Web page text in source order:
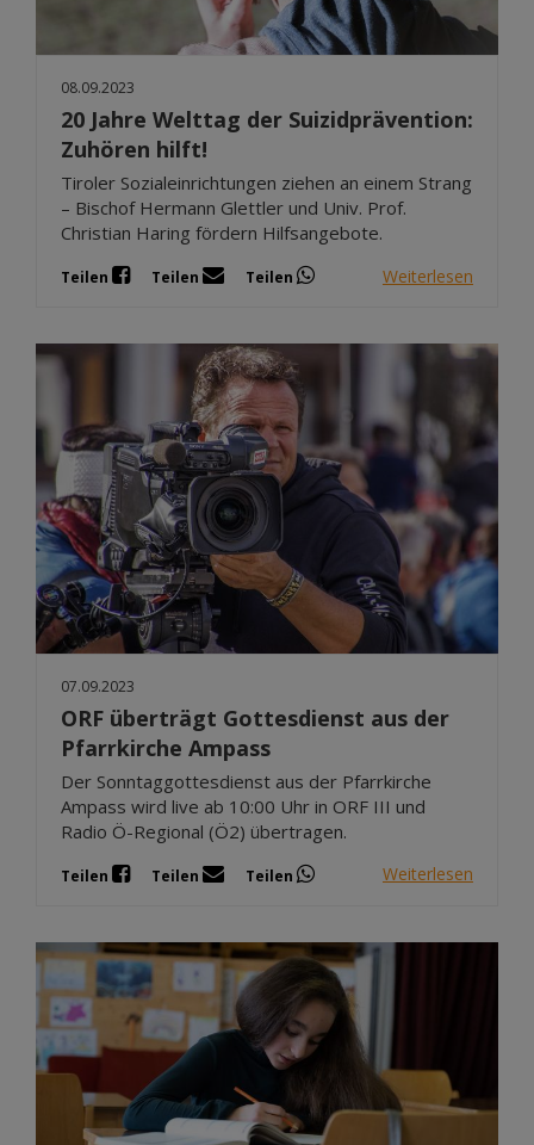
08.09.2023
20 Jahre Welttag der Suizidprävention:
Zuhören hilft!
Tiroler Sozialeinrichtungen ziehen an einem Strang
– Bischof Hermann Glettler und Univ. Prof.
Christian Haring fördern Hilfsangebote.
Teilen Teilen Teilen Weiterlesen
07.09.2023
ORF überträgt Gottesdienst aus der
Pfarrkirche Ampass
Der Sonntaggottesdienst aus der Pfarrkirche
Ampass wird live ab 10:00 Uhr in ORF III und
Radio Ö-Regional (Ö2) übertragen.
Teilen Teilen Teilen Weiterlesen